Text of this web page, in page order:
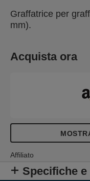
Graffatrice per
mm).
Acquista ora
Affiliato
Specifiche